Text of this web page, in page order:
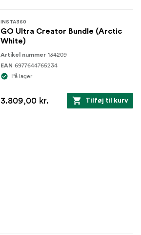
INSTA360
GO Ultra Creator Bundle (Arctic
White)
Artikel nummer 134209
EAN 6977644765234
På lager
3.809,00 kr. Tilføj til kurv